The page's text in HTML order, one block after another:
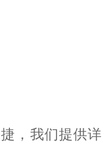
，我们提供